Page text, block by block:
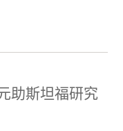
助斯坦福研究